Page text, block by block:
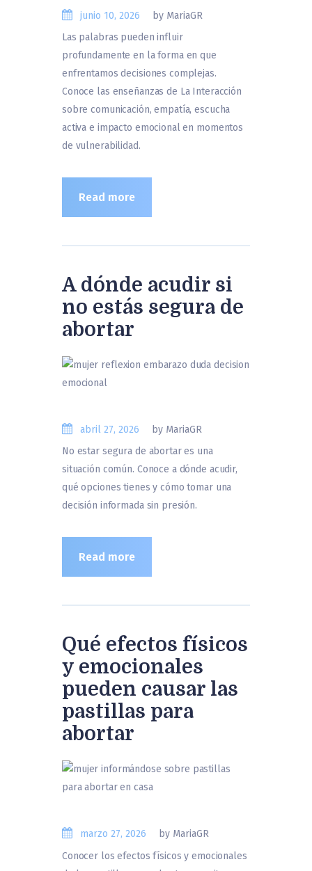
junio 10, 2026
by MariaGR
Las palabras pueden influir
profundamente en la forma en que
enfrentamos decisiones complejas.
Conoce las enseñanzas de La Interacción
sobre comunicación, empatía, escucha
activa e impacto emocional en momentos
de vulnerabilidad.
Read more
A dónde acudir si
no estás segura de
abortar
abril 27, 2026
by MariaGR
No estar segura de abortar es una
situación común. Conoce a dónde acudir,
qué opciones tienes y cómo tomar una
decisión informada sin presión.
Read more
Qué efectos físicos
y emocionales
pueden causar las
pastillas para
abortar
marzo 27, 2026
by MariaGR
Conocer los efectos físicos y emocionales